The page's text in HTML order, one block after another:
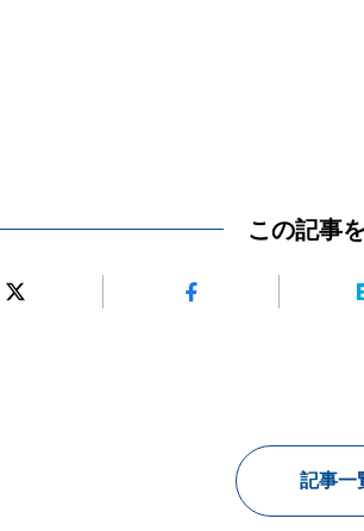
この記事
記事一